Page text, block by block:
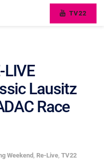
TV22
LIVE
Lausitz
Race
Weekend, Re-Live, TV22